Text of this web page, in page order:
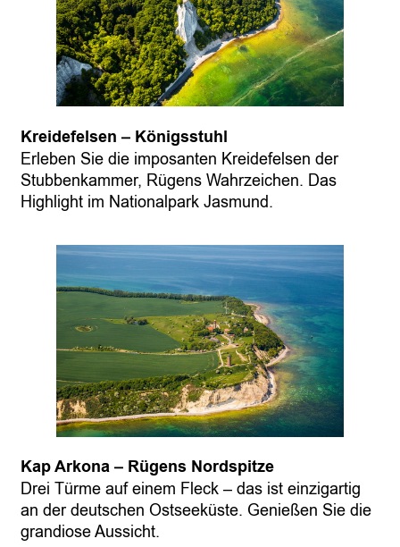
Kreidefelsen – Königsstuhl
Erleben Sie die imposanten Kreidefelsen der
Stubbenkammer, Rügens Wahrzeichen. Das
Highlight im Nationalpark Jasmund.
Kap Arkona – Rügens Nordspitze
Drei Türme auf einem Fleck – das ist einzigartig
an der deutschen Ostseeküste. Genießen Sie die
grandiose Aussicht.